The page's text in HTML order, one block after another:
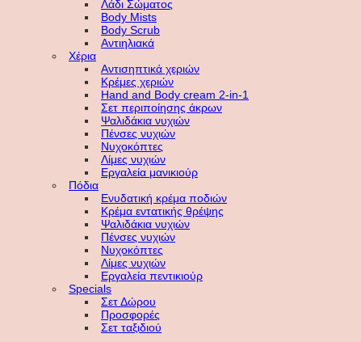
Λάδι Σώματος
Body Mists
Body Scrub
Αντιηλιακά
Χέρια
Αντισηπτικά χεριών
Κρέμες χεριών
Hand and Body cream 2-in-1
Σετ περιποίησης άκρων
Ψαλιδάκια νυχιών
Πένσες νυχιών
Νυχοκόπτες
Λίμες νυχιών
Εργαλεία μανικιούρ
Πόδια
Ενυδατική κρέμα ποδιών
Κρέμα εντατικής θρέψης
Ψαλιδάκια νυχιών
Πένσες νυχιών
Νυχοκόπτες
Λίμες νυχιών
Εργαλεία πεντικιούρ
Specials
Σετ Δώρου
Προσφορές
Σετ ταξιδιού